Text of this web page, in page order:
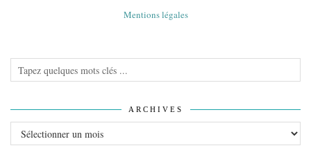
Mentions légales
ARCHIVES